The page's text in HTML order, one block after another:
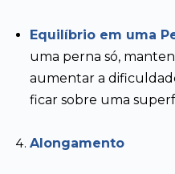
Equilíbrio em uma
uma perna só,
aumentar a
ficar sobre uma
Alongamento